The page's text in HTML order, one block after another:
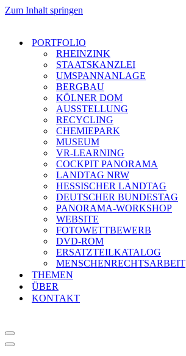
Zum Inhalt springen
PORTFOLIO
RHEINZINK
STAATSKANZLEI
UMSPANNANLAGE
BERGBAU
KÖLNER DOM
AUSSTELLUNG
RECYCLING
CHEMIEPARK
MUSEUM
VR-LEARNING
COCKPIT PANORAMA
LANDTAG NRW
HESSISCHER LANDTAG
DEUTSCHER BUNDESTAG
PANORAMA-WORKSHOP
WEBSITE
FOTOWETTBEWERB
DVD-ROM
ERSATZTEILKATALOG
MENSCHENRECHTSARBEIT
THEMEN
ÜBER
KONTAKT
Navigationsmenü
Navigationsmenü